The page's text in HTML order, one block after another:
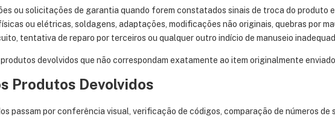
ou solicitações de garantia quando forem constatados sinais de troca do produto
ou elétricas, soldagens, adaptações, modificações não originais, quebras por
tentativa de reparo por terceiros ou qualquer outro indício de manuseio
devolvidos que não correspondam exatamente ao item originalmente
Produtos Devolvidos
passam por conferência visual, verificação de códigos, comparação de números